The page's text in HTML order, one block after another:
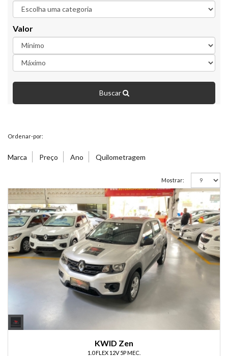
Valor
Buscar
Ordenar-por:
Marca Preço Ano Quilometragem
Mostrar:
KWID Zen
1.0 FLEX 12V 5P MEC.